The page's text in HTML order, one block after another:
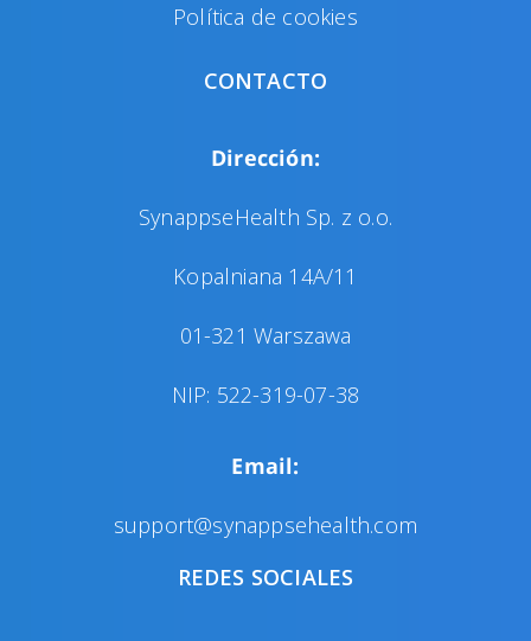
Política de cookies
CONTACTO
Dirección:
SynappseHealth Sp. z o.o.
Kopalniana 14A/11
01-321 Warszawa
NIP: 522-319-07-38
Email:
support@synappsehealth.com
REDES SOCIALES